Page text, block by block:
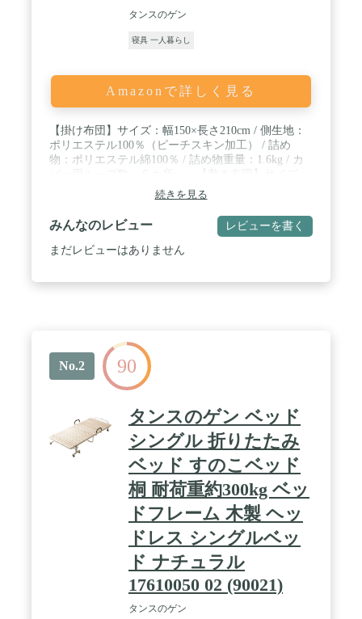
タンスのゲン
寝具 一人暮らし
Amazonで詳しく見る
【掛け布団】サイズ：幅150×長さ210cm / 側生地：
ポリエステル100％（ピーチスキン加工） / 詰め
物：ポリエステル綿100％ / 詰め物重量：1.6kg / カ
幅100×長さ200cm / 側生地：ポリエステル100％（ピ
ーチスキン加工） / 巻き綿：ポリエステル100％ / 固
綿：ポリエステル100% / 詰め物重量：約3.0kg /
【枕】サイズ：幅63×奥行43cm / 側生地：ポリエス
テル100％（ピーチスキン加工） / 詰め物：ポリエ
布団・まくら・カバー洗濯OK】 ※カバーはネット
着用の上、洗濯機で洗えます。 ※掛布団・まくら
も洗濯機の容量によりますが、ネット着用の上、手
洗いモードでの洗濯が可能です。容量が足りない場
合には、浴槽でのもみ洗いも可能です。 / ◆商品が
届きましたら、一度天日干しをお願い致します◆ こ
ちらのお布団セットは、コンパクトな梱包でお届け
致します。使用前に一度風通しの良いところで干し
て頂きますと、より早くふんわりとしたお布団に仕
上がります。（カッターナイフでの開梱には十分ご
注意ください。）※風通しの良い日に天日干しして
下さい。 ※干す場合は、白いカバーで覆ってくだ
さい。 ※干す時間帯は、午前10時～午後3時位の
約2～3時間が最適です。できるだけ裏表を返してく
ださい。 ※収納時は湿気の少ないところに干して
から防虫剤を入れてください。 ※汚れがひどい場
合は、お近くのクリーニング店にご相談ください。
/ ◆おすすめポイント◆ ・届いてすぐ使える寝具7
点セット・敷布団がリニューアル！長さ200cmにな
続きを見る
みんなのレビュー レビューを書く
まだレビューはありません
No.2 90
タンスのゲン ベッド
シングル 折りたたみ
ベッド すのこベッド
桐 耐荷重約300kg ベッ
ドフレーム 木製 ヘッ
ドレス シングルベッ
ド ナチュラル
17610050 02 (90021)
タンスのゲン